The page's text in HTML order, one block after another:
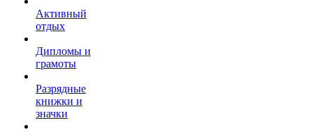
Активный
отдых
Дипломы и
грамоты
Разрядные
книжки и
значки